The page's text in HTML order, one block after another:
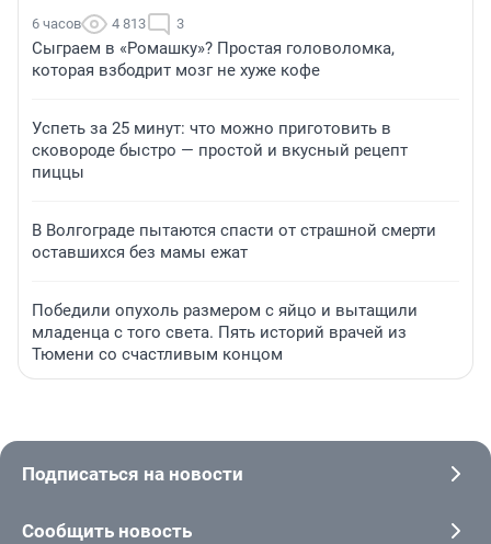
6 часов 4 813 3
Сыграем в «Ромашку»? Простая головоломка,
которая взбодрит мозг не хуже кофе
Успеть за 25 минут: что можно приготовить в
сковороде быстро — простой и вкусный рецепт
пиццы
В Волгограде пытаются спасти от страшной смерти
оставшихся без мамы ежат
Победили опухоль размером с яйцо и вытащили
младенца с того света. Пять историй врачей из
Тюмени со счастливым концом
Подписаться на новости
Сообщить новость